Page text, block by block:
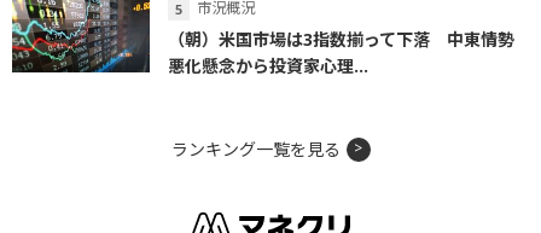
市況概況
（朝）米国市場は3指数揃って下落 中東情勢
悪化懸念から投資家心理...
ランキング一覧を見る